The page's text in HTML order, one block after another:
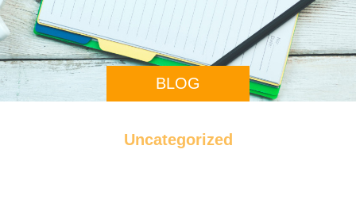
BLOG
Uncategorized